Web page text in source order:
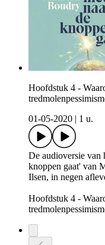
Hoofdstuk 4 -
01-05-2020
1 u.
De audioversie van
knoppen gaat' van
Ilsen, in negen
Hoofdstuk 4 -